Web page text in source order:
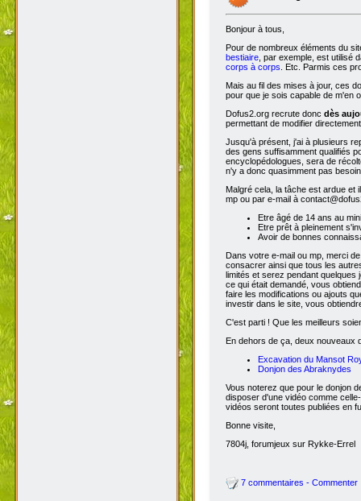
Bonjour à tous,
Pour de nombreux éléments du
bestiaire, par exemple, est utilisé
corps à corps. Etc. Parmis ces
Mais au fil des mises à jour, ces
pour que je sois capable de m'en
Dofus2.org recrute donc dès
permettant de modifier
Jusqu'à présent, j'ai à plusieurs
des gens suffisamment qualifiés
encyclopédologues, sera de
n'y a donc quasimment pas
Malgré cela, la tâche est ardue
mp ou par e-mail à
Etre âgé de 14 ans au
Etre prêt à pleinement
Avoir de bonnes
Dans votre e-mail ou mp, merci
consacrer ainsi que tous les
limités et serez pendant
ce qui était demandé, vous
faire les modifications ou ajouts
investir dans le site, vous
C'est parti ! Que les meilleurs
En dehors de ça, deux nouveaux
Excavation du Mansot
Donjon des Abraknydes
Vous noterez que pour le donjon
disposer d'une vidéo comme
vidéos seront toutes publiées en
Bonne visite,
7804j, forumjeux sur Rykke-Errel
7 commentaires - Commenter